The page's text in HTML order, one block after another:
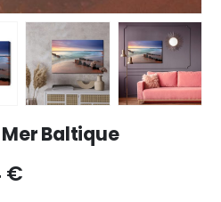
Baltique
€